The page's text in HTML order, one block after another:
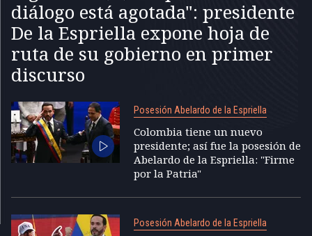
diálogo está agotada": presidente
De la Espriella expone hoja de
ruta de su gobierno en primer
discurso
Posesión Abelardo de la Espriella
Colombia tiene un nuevo
presidente; así fue la posesión de
Abelardo de la Espriella: "Firme
por la Patria"
Posesión Abelardo de la Espriella